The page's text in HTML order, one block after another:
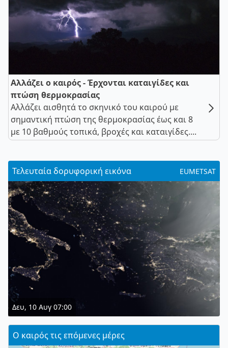
Αλλάζει ο καιρός - Έρχονται καταιγίδες και
πτώση θερμοκρασίας
Αλλάζει αισθητά το σκηνικό του καιρού με
σημαντική πτώση της θερμοκρασίας έως και 8
με 10 βαθμούς τοπικά, βροχές και καταιγίδες....
Τελευταία δορυφορική εικόνα EUMETSAT
Δευ, 10 Αυγ 07:00
Ο καιρός τις επόμενες μέρες